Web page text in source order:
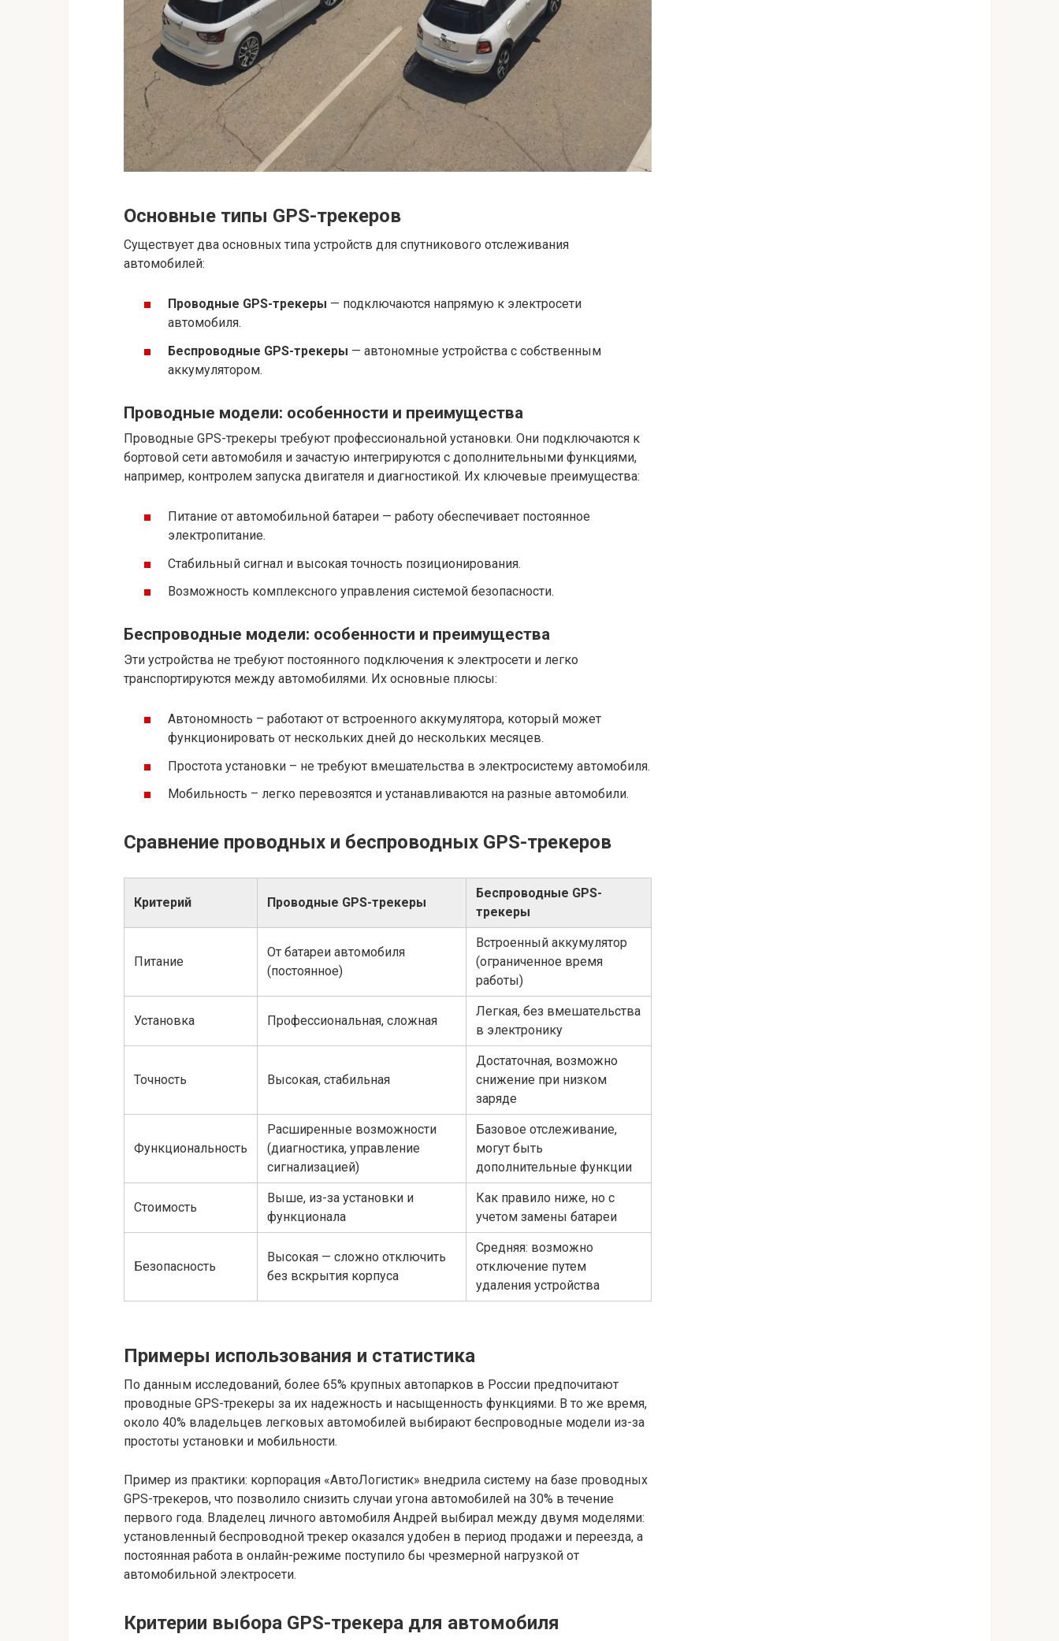
Основные типы GPS-трекеров
Существует два основных типа устройств для спутникового отслеживания
автомобилей:
Проводные GPS-трекеры — подключаются напрямую к электросети
автомобиля.
Беспроводные GPS-трекеры — автономные устройства с собственным
аккумулятором.
Проводные модели: особенности и преимущества
Проводные GPS-трекеры требуют профессиональной установки. Они подключаются к
бортовой сети автомобиля и зачастую интегрируются с дополнительными функциями,
например, контролем запуска двигателя и диагностикой. Их ключевые преимущества:
Питание от автомобильной батареи — работу обеспечивает постоянное
электропитание.
Стабильный сигнал и высокая точность позиционирования.
Возможность комплексного управления системой безопасности.
Беспроводные модели: особенности и преимущества
Эти устройства не требуют постоянного подключения к электросети и легко
транспортируются между автомобилями. Их основные плюсы:
Автономность – работают от встроенного аккумулятора, который может
функционировать от нескольких дней до нескольких месяцев.
Простота установки – не требуют вмешательства в электросистему автомобиля.
Мобильность – легко перевозятся и устанавливаются на разные автомобили.
Сравнение проводных и беспроводных GPS-трекеров
Критерий Проводные GPS-трекеры
Беспроводные GPS-
трекеры
Питание
От батареи автомобиля
(постоянное)
Встроенный аккумулятор
(ограниченное время
работы)
Установка Профессиональная, сложная
Легкая, без вмешательства
в электронику
Точность Высокая, стабильная
Достаточная, возможно
снижение при низком
заряде
Функциональность
Расширенные возможности
(диагностика, управление
сигнализацией)
Базовое отслеживание,
могут быть
дополнительные функции
Стоимость
Выше, из-за установки и
функционала
Как правило ниже, но с
учетом замены батареи
Безопасность
Высокая — сложно отключить
без вскрытия корпуса
Средняя: возможно
отключение путем
удаления устройства
Примеры использования и статистика
По данным исследований, более 65% крупных автопарков в России предпочитают
проводные GPS-трекеры за их надежность и насыщенность функциями. В то же время,
около 40% владельцев легковых автомобилей выбирают беспроводные модели из-за
простоты установки и мобильности.
Пример из практики: корпорация «АвтоЛогистик» внедрила систему на базе проводных
GPS-трекеров, что позволило снизить случаи угона автомобилей на 30% в течение
первого года. Владелец личного автомобиля Андрей выбирал между двумя моделями:
установленный беспроводной трекер оказался удобен в период продажи и переезда, а
постоянная работа в онлайн-режиме поступило бы чрезмерной нагрузкой от
автомобильной электросети.
Критерии выбора GPS-трекера для автомобиля